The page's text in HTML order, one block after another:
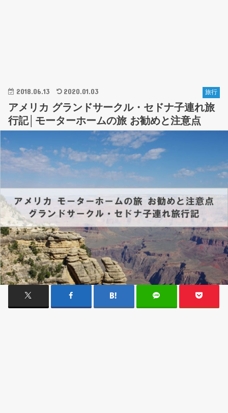
旅行
2018.06.13 2020.01.03
アメリカ グランドサークル・セドナ子連れ旅
行記│モーターホームの旅 お勧めと注意点